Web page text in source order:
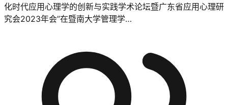
化时代应用心理学的创新与实践学术论坛暨广东省应用心理研
究会2023年会”在暨南大学管理学…